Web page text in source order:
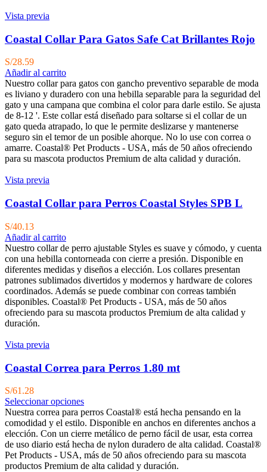
Vista previa
Coastal Collar Para Gatos Safe Cat Brillantes Rojo
S/28.59
Añadir al carrito
Nuestro collar para gatos con gancho preventivo separable de moda
es liviano y duradero con una hebilla separable para la seguridad del
gato y una campana que combina el color para darle estilo. Se ajusta
de 8-12 '. Este collar está diseñado para soltarse si el collar de un
gato queda atrapado, lo que le permite deslizarse y mantenerse
seguro sin el temor de un posible ahorque. No lo use con correa o
amarre. Coastal® Pet Products - USA, más de 50 años ofreciendo
para su mascota productos Premium de alta calidad y duración.
Vista previa
Coastal Collar para Perros Coastal Styles SPB L
S/40.13
Añadir al carrito
Nuestro collar de perro ajustable Styles es suave y cómodo, y cuenta
con una hebilla contorneada con cierre a presión. Disponible en
diferentes medidas y diseños a elección. Los collares presentan
patrones sublimados divertidos y modernos y hardware de colores
coordinados. Además se puede combinar con correas también
disponibles. Coastal® Pet Products - USA, más de 50 años
ofreciendo para su mascota productos Premium de alta calidad y
duración.
Vista previa
Coastal Correa para Perros 1.80 mt
S/61.28
Seleccionar opciones
Nuestra correa para perros Coastal® está hecha pensando en la
comodidad y el estilo. Disponible en anchos en diferentes anchos a
elección. Con un cierre metálico de perno fácil de usar, esta correa
de uso diario está hecha de nylon duradero de alta calidad. Coastal®
Pet Products - USA, más de 50 años ofreciendo para su mascota
productos Premium de alta calidad y duración.